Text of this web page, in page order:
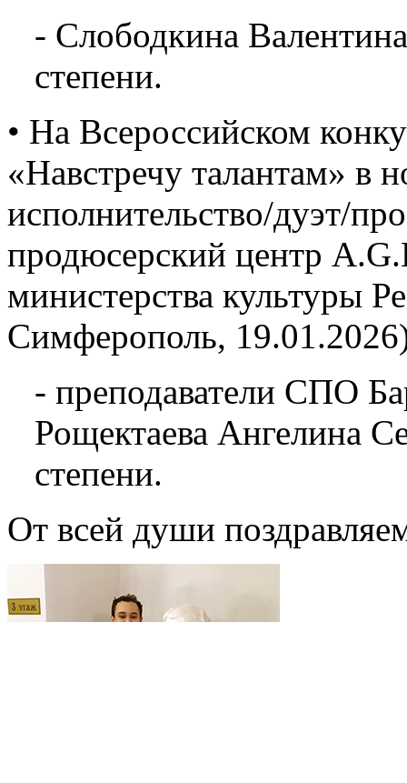
- Слободкина
степени.
• На Всероссийском
«Навстречу талантам» в
исполнительство/дуэт/
продюсерский центр
министерства культуры
Симферополь,
- преподаватели СПО
Рощектаева Ангелина
степени.
От всей души